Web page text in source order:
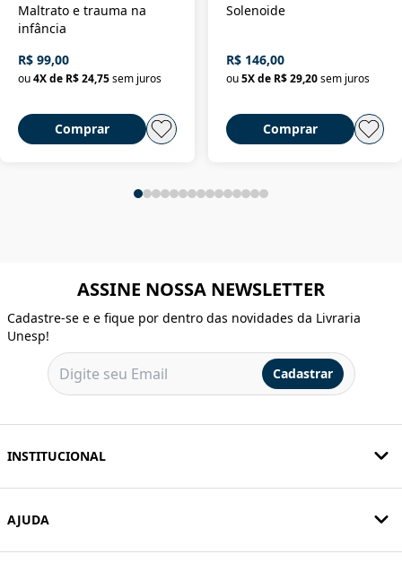
Maltrato e trauma na
infância
R$ 99,00
ou4X de R$ 24,75sem juros
Comprar
Solenoide
R$ 146,00
ou 5X de R$ 29,20 sem juros
Comprar
ASSINE NOSSA NEWSLETTER
Cadastre-se e e fique por dentro das novidades da Livraria
Unesp!
Cadastrar
INSTITUCIONAL
AJUDA